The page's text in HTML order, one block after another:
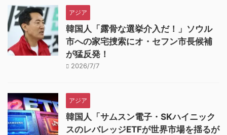
アジア
韓国人「露骨な選挙介入だ！」ソウル
市への家宅捜索にオ・セフン市長候補
が猛反発！
2026/7/7
アジア
韓国人「サムスン電子・SKハイニック
スのレバレッジETFが世界市場を揺るが